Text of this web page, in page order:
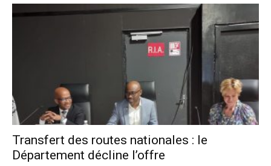
Transfert des routes nationales : le
Département décline l’offre